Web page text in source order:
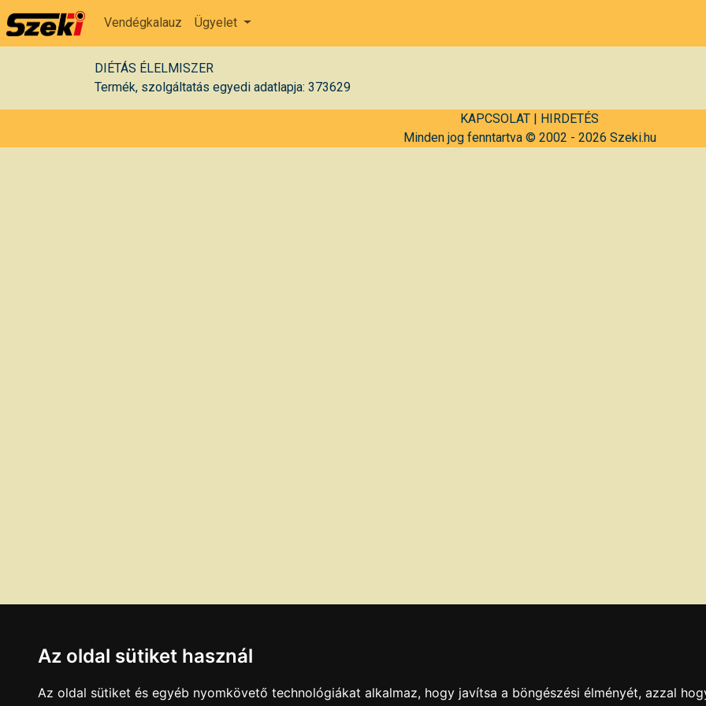
Vendégkalauz Ügyelet
DIÉTÁS ÉLELMISZER
Termék, szolgáltatás egyedi adatlapja: 373629
KAPCSOLAT | HIRDETÉS
Minden jog fenntartva © 2002 - 2026 Szeki.hu
Az oldal sütiket használ
Az oldal sütiket és egyéb nyomkövető technológiákat alkalmaz, hogy javítsa a böngészési élményét, azzal